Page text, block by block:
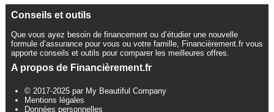
Conseils et outils
Que vous ayez besoin de financement ou d’étudier une nouvelle
formule d’assurance pour vous ou votre famille, Financièrement.fr vous
apporte conseils et outils pour comparer les meilleures offres.
A propos de Financièrement.fr
© 2017-2025 par My Beautiful Company
Mentions légales
Données personnelles